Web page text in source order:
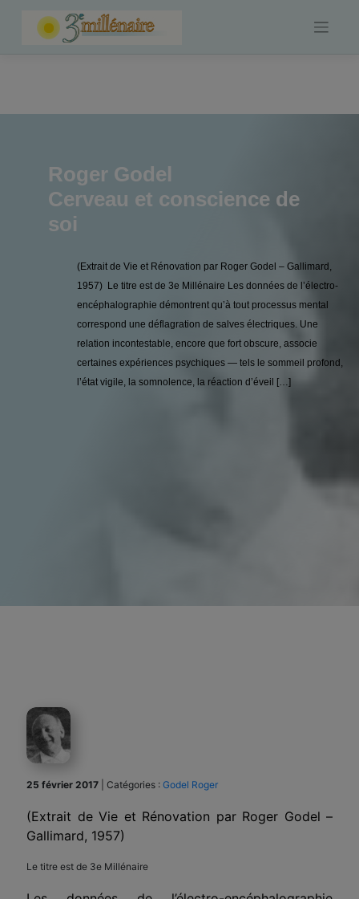
Roger Godel
Cerveau et conscience de
soi
(Extrait de Vie et Rénovation par Roger Godel – Gallimard,
1957) Le titre est de 3e Millénaire Les données de l’électro-
encéphalographie démontrent qu’à tout processus mental
correspond une déflagration de salves électriques. Une
relation incontestable, encore que fort obscure, associe
certaines expériences psychiques — tels le sommeil profond,
l’état vigile, la somnolence, la réaction d’éveil […]
25 février 2017 Catégories : Godel Roger
(Extrait de Vie et Rénovation par Roger Godel –
Gallimard, 1957)
Le titre est de 3e Millénaire